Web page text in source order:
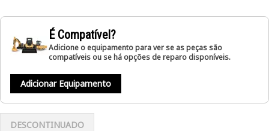
É Compatível?
Adicione o equipamento para ver se as peças são
compatíveis ou se há opções de reparo disponíveis.
Adicionar Equipamento
DESCONTINUADO